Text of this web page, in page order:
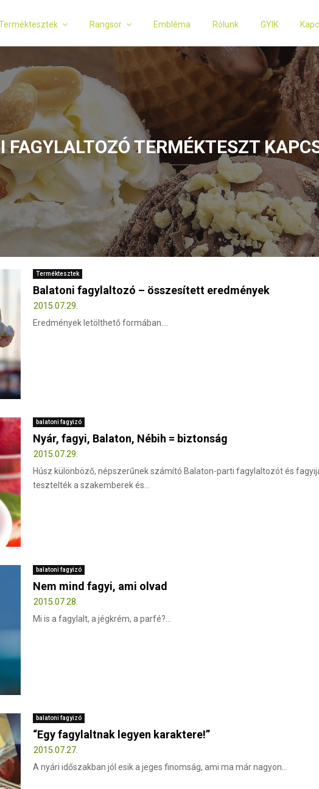
Rangsor Embléma Rólunk GYIK
FAGYLALTOZÓ TERMÉKTESZT
Terméktesztek
Balatoni fagylaltozó – összesített eredmények
2015.07.29.
Eredmények letölthető formában....
balatoni fagyizó
Nyár, fagyi, Balaton, Nébih = biztonság
2015.07.29.
Húsz különböző, népszerűnek számító Balaton-parti fagylaltozót és
tesztelték a szakemberek és...
balatoni fagyizó
Nem mind fagyi, ami olvad
2015.07.28.
Mi is a fagylalt, a jégkrém, a parfé?...
balatoni fagyizó
“Egy fagylaltnak legyen karaktere!”
2015.07.27.
A nyári időszakban jól esik a jeges finomság, ami ma már nagyon...